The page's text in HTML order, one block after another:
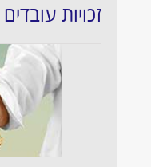
זכויות עובדים